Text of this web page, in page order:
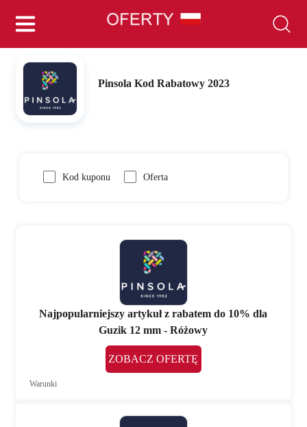
Pinsola Kod Rabatowy 2023
Kod kuponu Oferta
Najpopularniejszy artykuł z rabatem do 10% dla
Guzik 12 mm - Różowy
ZOBACZ OFERTĘ
Warunki